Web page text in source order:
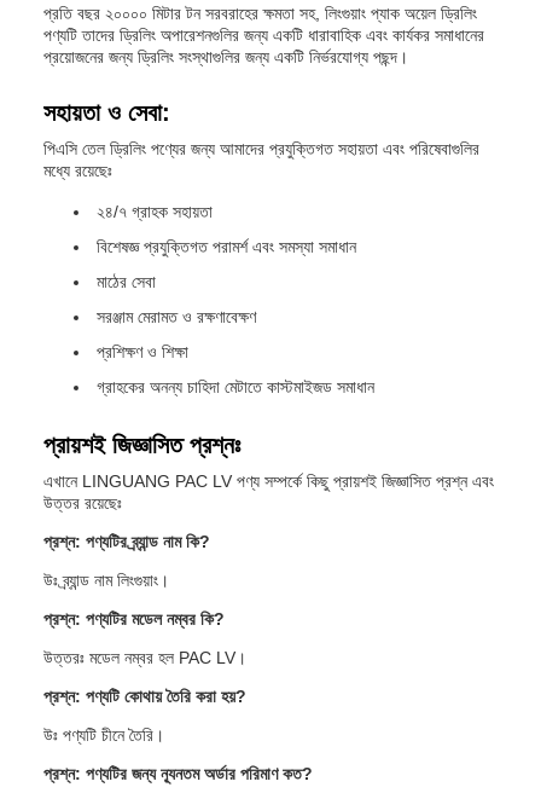
প্রতি বছর ২০০০০ মিটার টন সরবরাহের ক্ষমতা সহ, লিংগুয়াং প্যাক অয়েল ড্রিলিং
পণ্যটি তাদের ড্রিলিং অপারেশনগুলির জন্য একটি ধারাবাহিক এবং কার্যকর সমাধানের
প্রয়োজনের জন্য ড্রিলিং সংস্থাগুলির জন্য একটি নির্ভরযোগ্য পছন্দ।
সহায়তা ও সেবা:
পিএসি তেল ড্রিলিং পণ্যের জন্য আমাদের প্রযুক্তিগত সহায়তা এবং পরিষেবাগুলির
মধ্যে রয়েছেঃ
২৪/৭ গ্রাহক সহায়তা
বিশেষজ্ঞ প্রযুক্তিগত পরামর্শ এবং সমস্যা সমাধান
মাঠের সেবা
সরঞ্জাম মেরামত ও রক্ষণাবেক্ষণ
প্রশিক্ষণ ও শিক্ষা
গ্রাহকের অনন্য চাহিদা মেটাতে কাস্টমাইজড সমাধান
প্রায়শই জিজ্ঞাসিত প্রশ্নঃ
এখানে LINGUANG PAC LV পণ্য সম্পর্কে কিছু প্রায়শই জিজ্ঞাসিত প্রশ্ন এবং
উত্তর রয়েছেঃ
প্রশ্ন: পণ্যটির ব্র্যান্ড নাম কি?
উঃ ব্র্যান্ড নাম লিংগুয়াং।
প্রশ্ন: পণ্যটির মডেল নম্বর কি?
উত্তরঃ মডেল নম্বর হল PAC LV।
প্রশ্ন: পণ্যটি কোথায় তৈরি করা হয়?
উঃ পণ্যটি চীনে তৈরি।
প্রশ্ন: পণ্যটির জন্য ন্যূনতম অর্ডার পরিমাণ কত?